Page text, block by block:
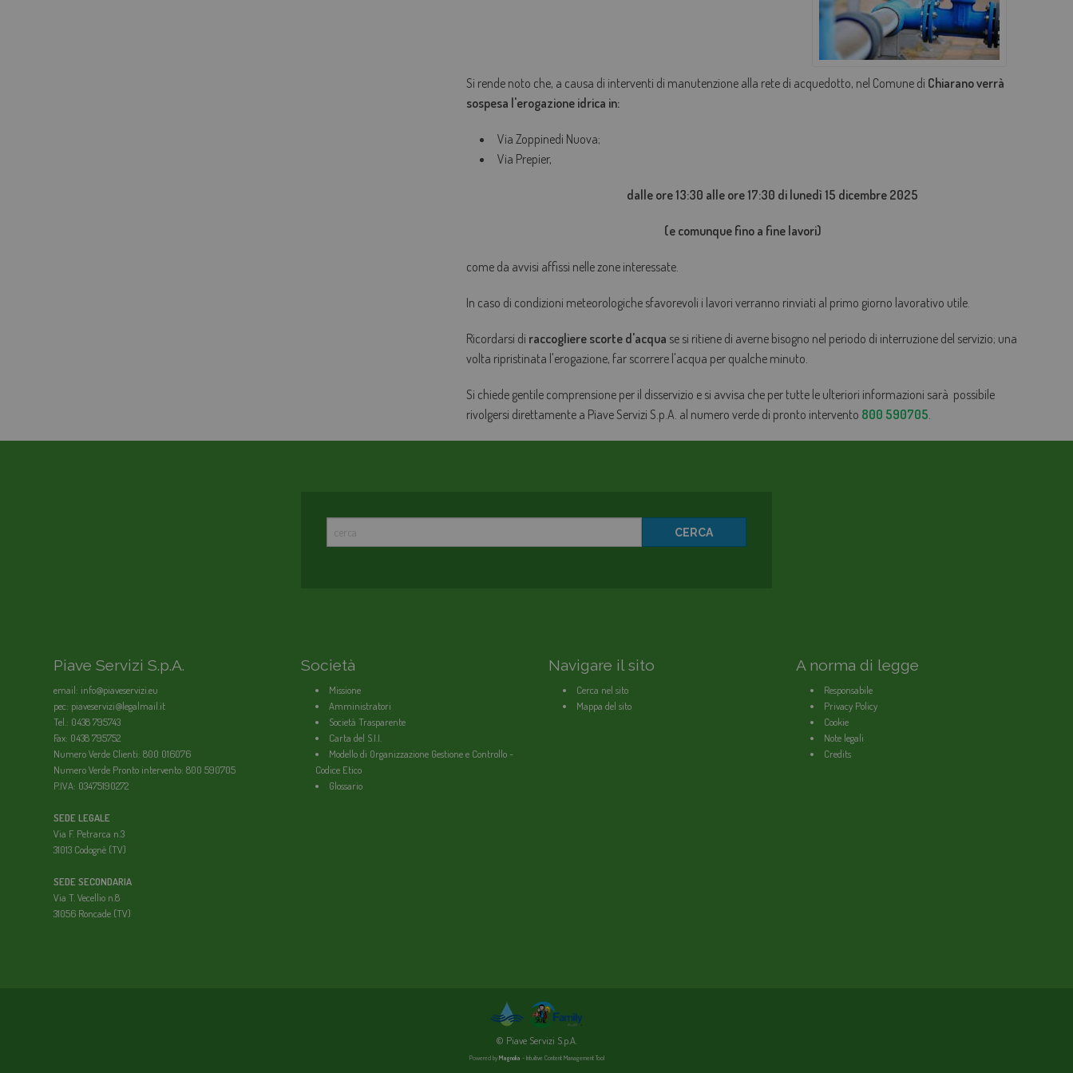
AGEVOLAZIONI TARIFFARIE
PERDITE OCCULTE - FONDO ACQUA PER TE
BOLLETTA SEMPLICE
Si rende noto che, a causa di interventi di manutenzione alla rete di acquedotto, nel Comune di Chiarano verrà
sospesa l'erogazione idrica in:
Via Zoppinedi Nuova;
Via Prepier,
dalle ore 13:30 alle ore 17:30 di lunedì 15 dicembre 2025
(e comunque fino a fine lavori)
come da avvisi affissi nelle zone interessate.
In caso di condizioni meteorologiche sfavorevoli i lavori verranno rinviati al primo giorno lavorativo utile.
Ricordarsi di raccogliere scorte d'acqua se si ritiene di averne bisogno nel periodo di interruzione del servizio; una
volta ripristinata l'erogazione, far scorrere l'acqua per qualche minuto.
Si chiede gentile comprensione per il disservizio e si avvisa che per tutte le ulteriori informazioni sarà possibile
rivolgersi direttamente a Piave Servizi S.p.A. al numero verde di pronto intervento 800 590705.
CERCA
Piave Servizi S.p.A.
email: info@piaveservizi.eu
pec: piaveservizi@legalmail.it
Tel.: 0438 795743
Fax: 0438 795752
Numero Verde Clienti: 800 016076
Numero Verde Pronto intervento: 800 590705
P.IVA: 03475190272
SEDE LEGALE
Via F. Petrarca n.3
31013 Codognè (TV)
SEDE SECONDARIA
Via T. Vecellio n.8
31056 Roncade (TV)
Società
Missione
Amministratori
Società Trasparente
Carta del S.I.I.
Modello di Organizzazione Gestione e Controllo -
Codice Etico
Glossario
Navigare il sito
Cerca nel sito
Mappa del sito
A norma di legge
Responsabile
Privacy Policy
Cookie
Note legali
Credits
© Piave Servizi S.p.A.
Powered by Magnolia - Intuitive Content Management Tool